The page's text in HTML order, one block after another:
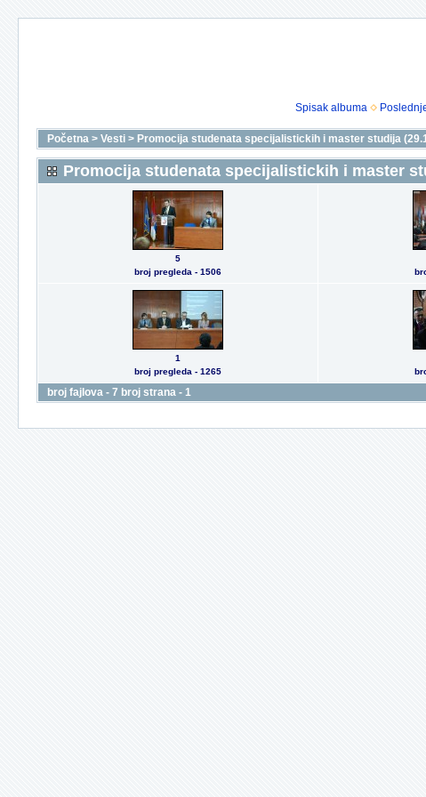
Spisak albuma
Početna > Vesti > Promocija studenata specijalistickih i master studija
Promocija studenata specijalistickih i master
5
broj pregleda - 1506
1
broj pregleda - 1265
broj fajlova - 7 broj strana - 1